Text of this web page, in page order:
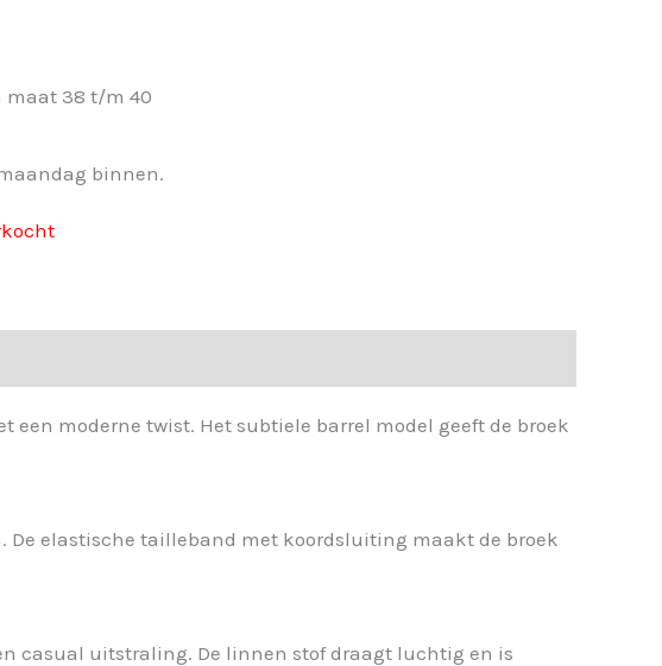
maat 38 t/m 40
binnen.
moderne twist. Het subtiele barrel model geeft de broek
De elastische tailleband met koordsluiting maakt de broek
casual uitstraling. De linnen stof draagt luchtig en is